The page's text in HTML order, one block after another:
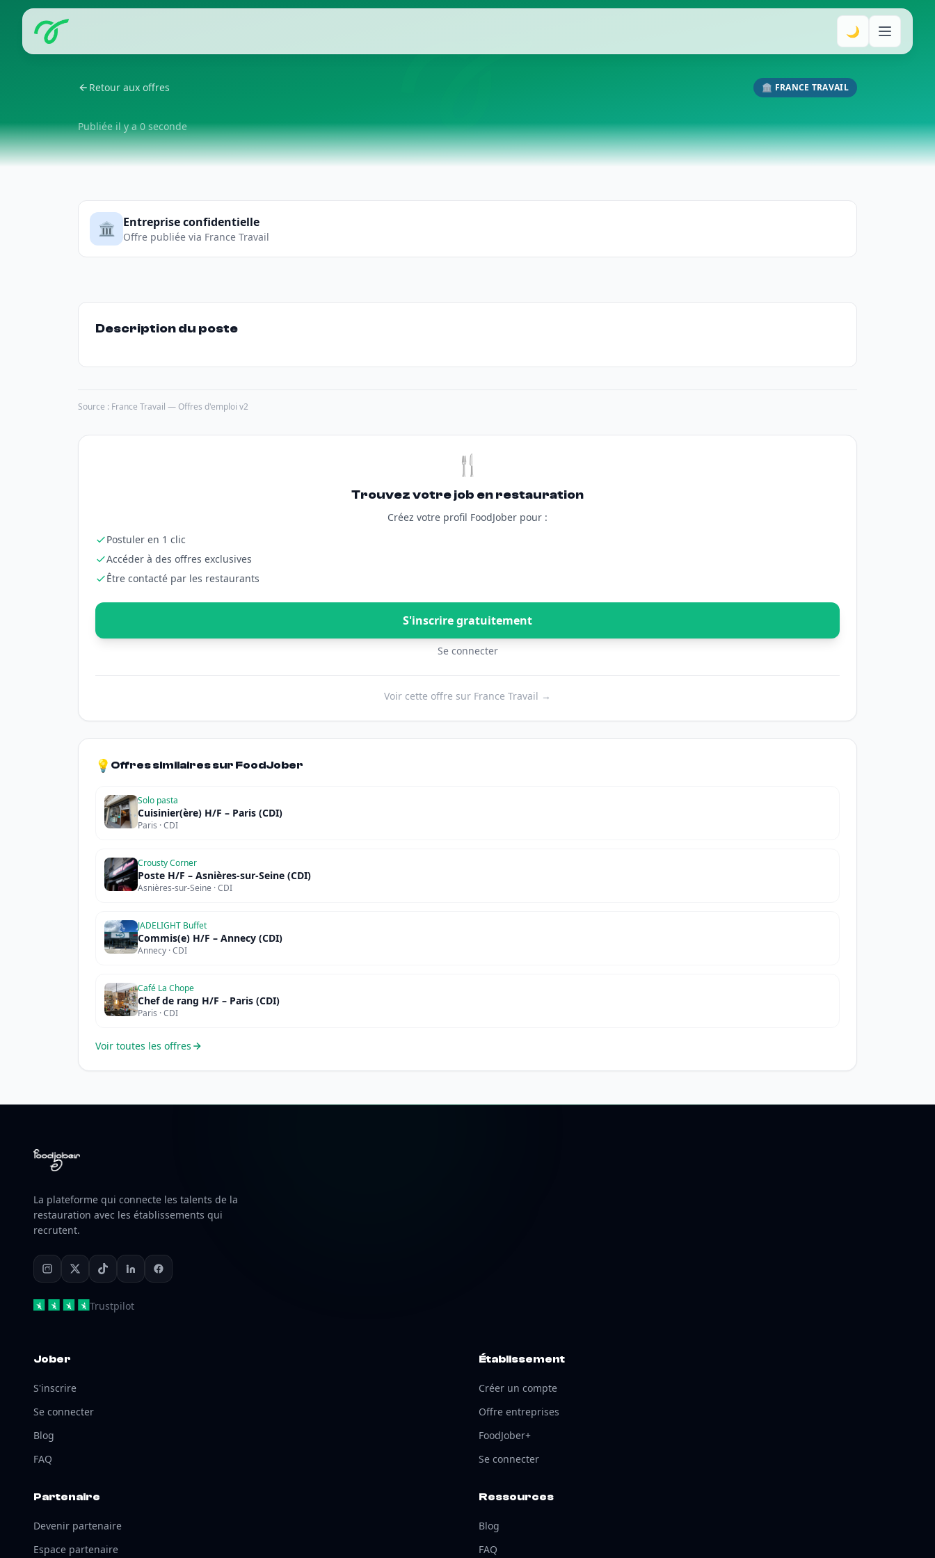
🌙
Retour aux offres 🏛️ FRANCE TRAVAIL
Publiée il y a 0 seconde
🏛️ Entreprise confidentielle
Offre publiée via France Travail
Description du poste
Source : France Travail — Offres d'emploi v2
🍴
Trouvez votre job en restauration
Créez votre profil FoodJober pour :
Postuler en 1 clic
Accéder à des offres exclusives
Être contacté par les restaurants
S'inscrire gratuitement
Se connecter
Voir cette offre sur France Travail →
💡 Offres similaires sur FoodJober
Solo pasta
Cuisinier(ère) H/F – Paris (CDI)
Paris · CDI
Crousty Corner
Poste H/F – Asnières-sur-Seine (CDI)
Asnières-sur-Seine · CDI
JADELIGHT Buffet
Commis(e) H/F – Annecy (CDI)
Annecy · CDI
Café La Chope
Chef de rang H/F – Paris (CDI)
Paris · CDI
Voir toutes les offres
La plateforme qui connecte les talents de la
restauration avec les établissements qui
recrutent.
Trustpilot
Jober
S'inscrire
Se connecter
Blog
FAQ
Établissement
Créer un compte
Offre entreprises
FoodJober+
Se connecter
Partenaire
Devenir partenaire
Espace partenaire
Ressources
Blog
FAQ